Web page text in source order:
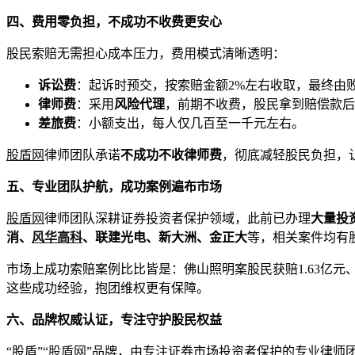
四、费用零负担，不成功不收费更安心
股民索赔无需担心成本压力，费用模式清晰透明：
诉讼费：起诉时预交，按索赔金额2%左右收取，最终
律师费：采用 风险代理，前期不收费，股民拿到赔偿款
差旅费：小额支出，每人仅几百至一千元左右。
股盾网律师团队承诺不成功不收律师费，彻底减轻股民负担，
五、专业团队护航，成功案例遍布市场
股盾网律师团队深耕证券投资者保护领域，此前已办理大量投
消、 风华高科、联建光电、新大洲、金正大等，相关案件均有
市场上成功索赔案例比比皆是：佛山照明案股民获赔1.63亿
这些成功经验，抱团维权更有保障。
六、品牌权威认证，专注守护股民权益
“股盾”“股盾网”品牌，由专注证券市场投资者保护的专业律师